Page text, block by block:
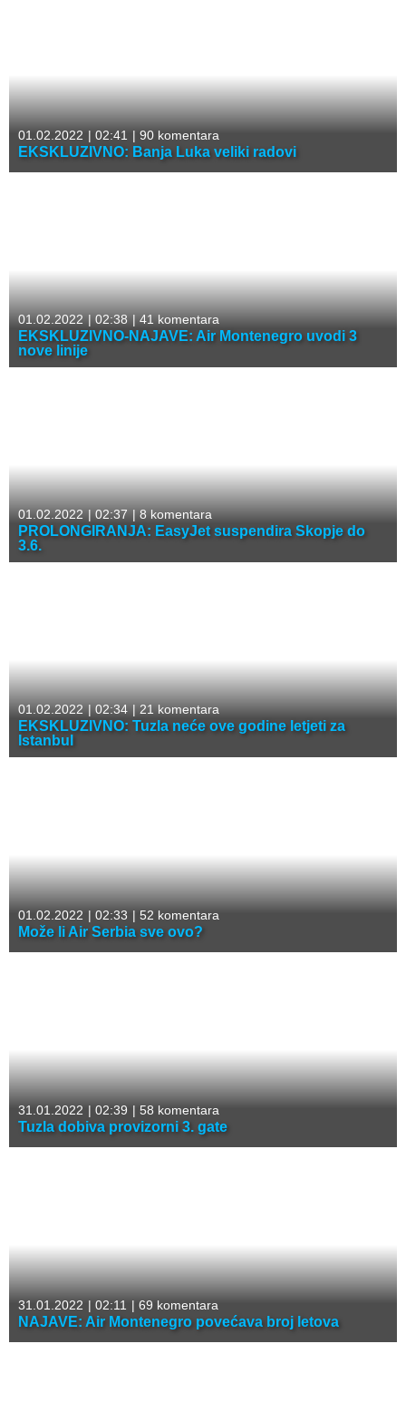
01.02.2022 | 02:41 | 90 komentara
EKSKLUZIVNO: Banja Luka veliki radovi
01.02.2022 |02:38 |41 komentara
EKSKLUZIVNO-NAJAVE: Air Montenegro uvodi 3
nove linije
01.02.2022 |02:37 |8 komentara
PROLONGIRANJA: EasyJet suspendira Skopje do
3.6.
01.02.2022 |02:34 |21 komentara
EKSKLUZIVNO: Tuzla neće ove godine letjeti za
Istanbul
01.02.2022 | 02:33 | 52 komentara
Može li Air Serbia sve ovo?
31.01.2022 | 02:39 | 58 komentara
Tuzla dobiva provizorni 3. gate
31.01.2022 | 02:11 | 69 komentara
NAJAVE: Air Montenegro povećava broj letova